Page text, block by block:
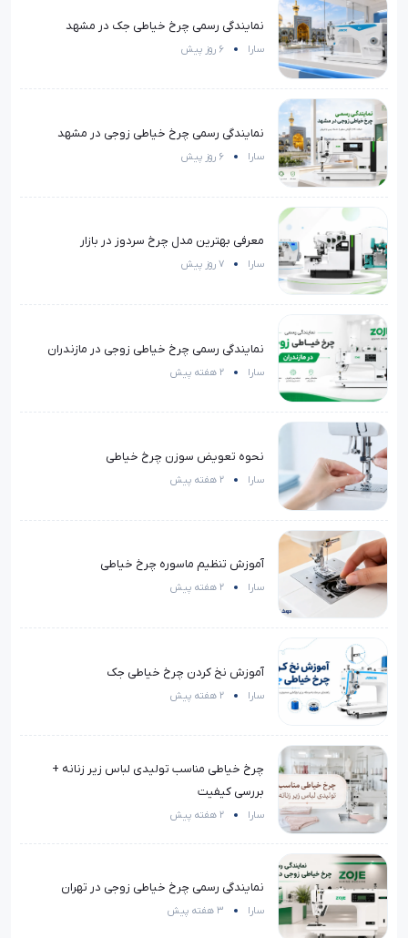
نمایندگی رسمی چرخ خیاطی جک در مشهد
سارا 6 روز پیش
نمایندگی رسمی چرخ خیاطی زوجی در مشهد
سارا 6 روز پیش
معرفی بهترین مدل چرخ سردوز در بازار
سارا 7 روز پیش
نمایندگی رسمی چرخ خیاطی زوجی در مازندران
سارا 2 هفته پیش
نحوه تعویض سوزن چرخ خیاطی
سارا 2 هفته پیش
آموزش تنظیم ماسوره چرخ خیاطی
سارا 2 هفته پیش
آموزش نخ کردن چرخ خیاطی جک
سارا 2 هفته پیش
چرخ خیاطی مناسب تولیدی لباس زیر زنانه +
بررسی کیفیت
سارا 2 هفته پیش
نمایندگی رسمی چرخ خیاطی زوجی در تهران
سارا 3 هفته پیش